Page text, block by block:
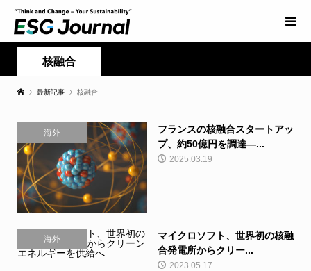
核融合
最新記事 核融合
海外
フランスの核融合スタートアッ
プ、約50億円を調達—...
2025.03.19
海外
マイクロソフト、世界初の核融
合発電所からクリー...
2023.05.17